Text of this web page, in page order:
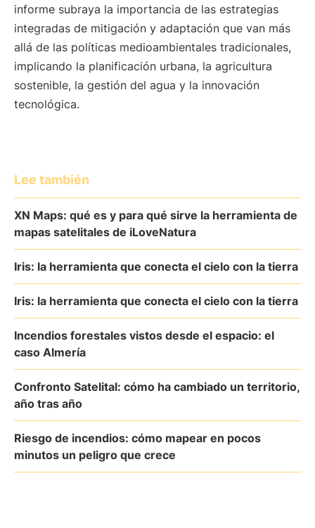
informe subraya la importancia de las estrategias
integradas de mitigación y adaptación que van más
allá de las políticas medioambientales tradicionales,
implicando la planificación urbana, la agricultura
sostenible, la gestión del agua y la innovación
tecnológica.
Lee también
XN Maps: qué es y para qué sirve la herramienta de
mapas satelitales de iLoveNatura
Iris: la herramienta que conecta el cielo con la tierra
Iris: la herramienta que conecta el cielo con la tierra
Incendios forestales vistos desde el espacio: el
caso Almería
Confronto Satelital: cómo ha cambiado un territorio,
año tras año
Riesgo de incendios: cómo mapear en pocos
minutos un peligro que crece